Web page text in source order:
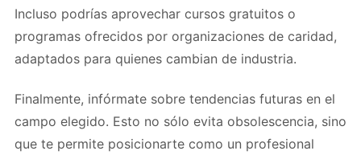
Incluso podrías aprovechar cursos gratuitos o
programas ofrecidos por organizaciones de caridad,
adaptados para quienes cambian de industria.
Finalmente, infórmate sobre tendencias futuras en el
campo elegido. Esto no sólo evita obsolescencia, sino
que te permite posicionarte como un profesional